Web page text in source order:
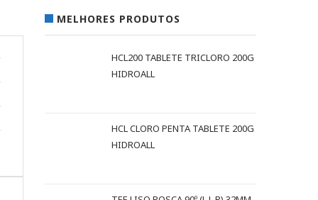
MELHORES PRODUTOS
HCL200 TABLETE TRICLORO 200G
HIDROALL
HCL CLORO PENTA TABLETE 200G
HIDROALL